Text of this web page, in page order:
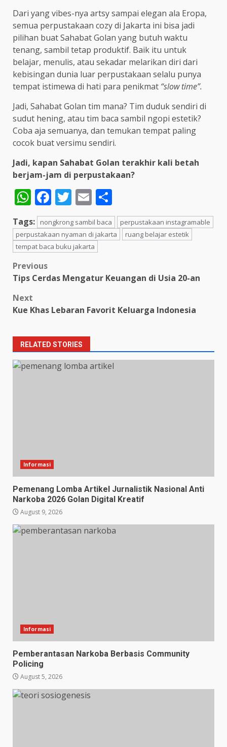
Dari yang vibes-nya artsy sampai elegan ala Eropa,
semua perpustakaan cozy di Jakarta ini bisa jadi
pilihan buat Sahabat Golan yang butuh waktu
tenang, sambil tetap produktif. Baik itu untuk
belajar, menulis, atau sekadar melarikan diri dari
kebisingan dunia luar perpustakaan selalu punya
tempat istimewa di hati para penikmat “slow time”.
Jadi, Sahabat Golan tim mana? Tim duduk sendiri di
sudut hening, atau tim baca sambil ngopi estetik?
Coba aja semuanya, dan temukan tempat paling
cocok buat versimu sendiri.
Jadi, kapan Sahabat Golan terakhir kali betah
berjam-jam di perpustakaan?
WhatsApp
Facebook
Twitter
Email
Tags: nongkrong sambil baca
perpustakaan instagramable
perpustakaan nyaman di jakarta
ruang belajar estetik
tempat baca buku jakarta
Post
navigation
Previous
Tips Cerdas Mengatur Keuangan di Usia 20-an
Next
Kue Khas Lebaran Favorit Keluarga Indonesia
RELATED STORIES
Informasi
Pemenang Lomba Artikel Jurnalistik Nasional Anti
Narkoba 2026 Golan Digital Kreatif
August 9, 2026
Informasi
Pemberantasan Narkoba Berbasis Community
Policing
August 5, 2026